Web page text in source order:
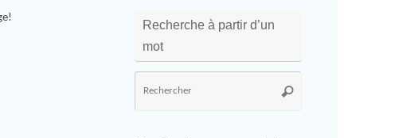
Recherche à partir d’un
mot